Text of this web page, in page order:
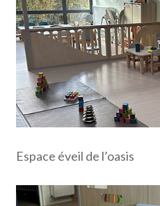
Espace éveil de l’oasis